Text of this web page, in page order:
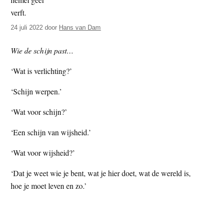
t
e
e
s
t
24 juli 2022 door Hans van Dam
Wie de schijn past…
‘Wat is verlichting?’
‘Schijn werpen.’
‘Wat voor schijn?’
‘Een schijn van wijsheid.’
‘Wat voor wijsheid?’
‘Dat je weet wie je bent, wat je hier doet, wat de wereld is,
hoe je moet leven en zo.’